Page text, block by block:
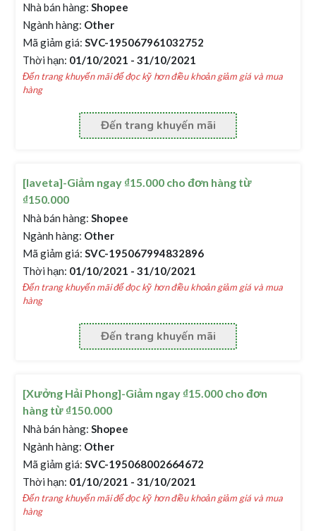
Nhà bán hàng: Shopee
Ngành hàng: Other
Mã giảm giá: SVC-195067961032752
Thời hạn: 01/10/2021 - 31/10/2021
Đến trang khuyến mãi để đọc kỹ hơn điều khoản giảm giá và mua
hàng
Đến trang khuyến mãi
[laveta]-Giảm ngay ₫15.000 cho đơn hàng từ
₫150.000
Nhà bán hàng: Shopee
Ngành hàng: Other
Mã giảm giá: SVC-195067994832896
Thời hạn: 01/10/2021 - 31/10/2021
Đến trang khuyến mãi để đọc kỹ hơn điều khoản giảm giá và mua
hàng
Đến trang khuyến mãi
[Xưởng Hải Phong]-Giảm ngay ₫15.000 cho đơn
hàng từ ₫150.000
Nhà bán hàng: Shopee
Ngành hàng: Other
Mã giảm giá: SVC-195068002664672
Thời hạn: 01/10/2021 - 31/10/2021
Đến trang khuyến mãi để đọc kỹ hơn điều khoản giảm giá và mua
hàng